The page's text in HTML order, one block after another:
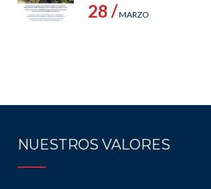
28 /MARZO
NUESTROS VALORES